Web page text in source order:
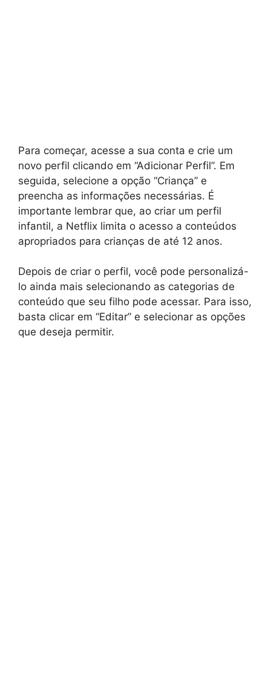
Para começar, acesse a sua conta e crie um
novo perfil clicando em “Adicionar Perfil”. Em
seguida, selecione a opção “Criança” e
preencha as informações necessárias. É
importante lembrar que, ao criar um perfil
infantil, a Netflix limita o acesso a conteúdos
apropriados para crianças de até 12 anos.
Depois de criar o perfil, você pode personalizá-
lo ainda mais selecionando as categorias de
conteúdo que seu filho pode acessar. Para isso,
basta clicar em “Editar” e selecionar as opções
que deseja permitir.